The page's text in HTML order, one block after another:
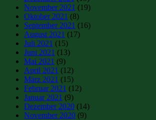
November 2021 (19)
Oktober 2021 (8)
September 2021 (16)
August 2021 (17)
Juli 2021 (15)
Juni 2021 (13)
Mai 2021 (9)
April 2021 (12)
März 2021 (15)
Februar 2021 (12)
Januar 2021 (9)
Dezember 2020 (14)
November 2020 (9)